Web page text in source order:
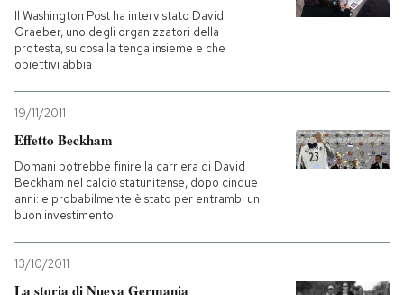
Il Washington Post ha intervistato David
Graeber, uno degli organizzatori della
protesta, su cosa la tenga insieme e che
obiettivi abbia
19/11/2011
Effetto Beckham
Domani potrebbe finire la carriera di David
Beckham nel calcio statunitense, dopo cinque
anni: e probabilmente è stato per entrambi un
buon investimento
13/10/2011
La storia di Nueva Germania